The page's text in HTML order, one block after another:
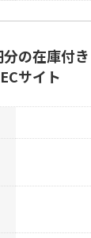
の在庫付
サイト